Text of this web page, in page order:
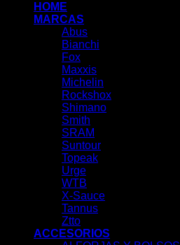
HOME
MARCAS
Abus
Bianchi
Fox
Maxxis
Michelin
Rockshox
Shimano
Smith
SRAM
Suntour
Topeak
Urge
WTB
X-Sauce
Tannus
Ztto
ACCESORIOS